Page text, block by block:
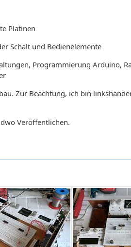
Platinen
Schalt und Bedienelemente
Programmierung Arduino,
Zur Beachtung, ich bin
Veröffentlichen.